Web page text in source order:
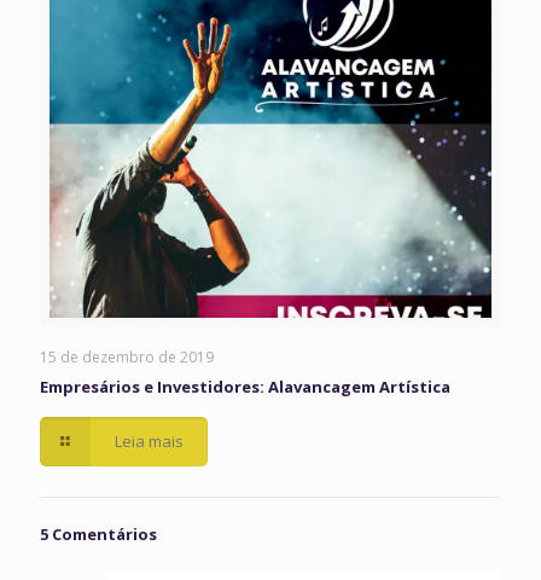
15 de dezembro de 2019
Empresários e Investidores: Alavancagem Artística
Leia mais
5 Comentários